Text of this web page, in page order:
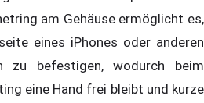
am Gehäuse ermöglicht es,
eines iPhones oder anderen
zu befestigen, wodurch beim
eine Hand frei bleibt und kurze